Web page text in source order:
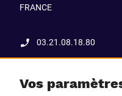
Vos
FRANCE
03.21.08.18.80